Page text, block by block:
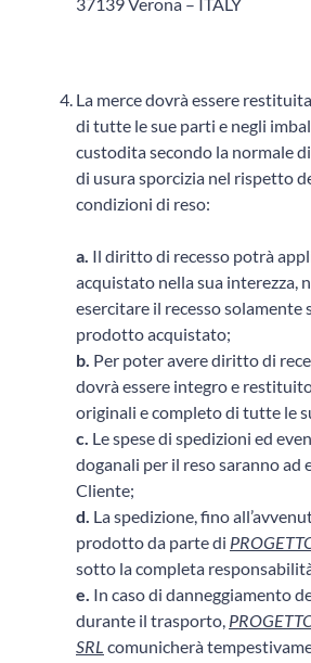
La merce dovrà essere
di tutte le sue parti e negli
custodita secondo la normale
di usura sporcizia nel rispetto
condizioni di reso:
a. Il diritto di recesso potrà
acquistato nella sua interezza,
esercitare il recesso solamente
prodotto acquistato;
b. Per poter avere diritto di
dovrà essere integro e
originali e completo di tutte le
c. Le spese di spedizioni ed
doganali per il reso saranno ad
Cliente;
d. La spedizione, fino
prodotto da parte di
sotto la completa
e. In caso di danneggiamento
durante il trasporto,
SRL comunicherà